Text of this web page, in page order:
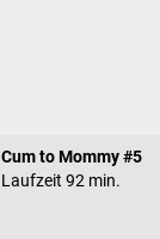
Cum to Mommy #5
Laufzeit 92 min.